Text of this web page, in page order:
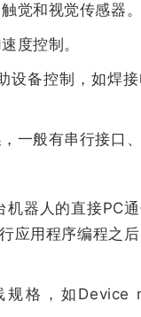
觉和视觉传感器。
度控制。
备控制，如焊接
般有串行接口、
器人的直接PC
用程序编程之
格，如Device